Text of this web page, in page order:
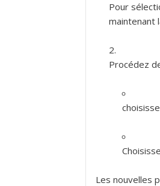
Pour
maintenant
Procédez
Les nouvelles